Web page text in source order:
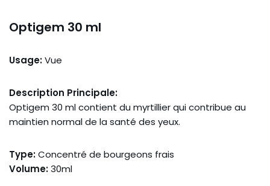
Optigem 30 ml
Usage:Vue
Description Principale:
Optigem 30 ml contient du myrtillier qui contribue au
maintien normal de la santé des yeux.
Type:Concentré de bourgeons frais
Volume:30ml